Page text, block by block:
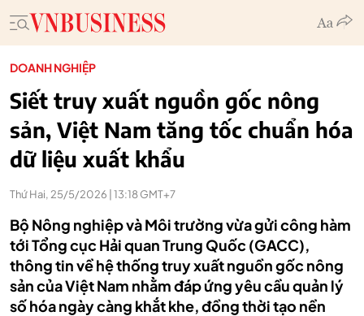
DOANH NGHIỆP
Siết truy xuất nguồn gốc nông
sản, Việt Nam tăng tốc chuẩn hóa
dữ liệu xuất khẩu
Thứ Hai, 25/5/2026 | 13:18 GMT+7
Bộ Nông nghiệp và Môi trường vừa gửi công hàm
tới Tổng cục Hải quan Trung Quốc (GACC),
thông tin về hệ thống truy xuất nguồn gốc nông
sản của Việt Nam nhằm đáp ứng yêu cầu quản lý
số hóa ngày càng khắt khe, đồng thời tạo nền